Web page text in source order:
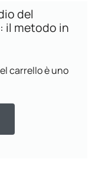
del
il metodo in
carrello è uno